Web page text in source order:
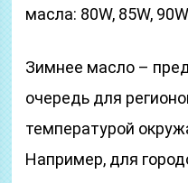
масла: 80W, 85W,
Зимнее масло –
очередь для
температурой
Например, для